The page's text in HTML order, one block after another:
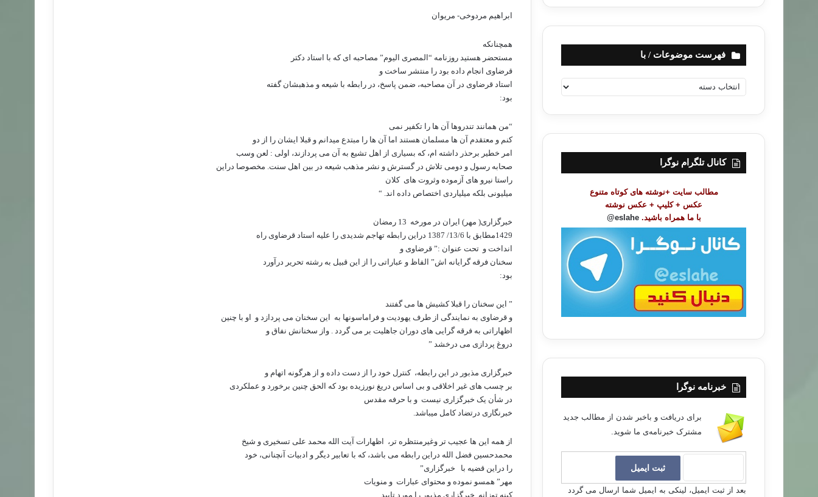
ابراهیم مردوخی- مریوان
همچنانکه
مستحضر هستید روزنامه “المصری الیوم” مصاحبه ای که با استاد دکتر
قرضاوی انجام داده بود را منتشر ساخت و
استاد قرضاوی در آن مصاحبه، ضمن پاسخ، در رابطه با شیعه و مذهبشان گفته
بود:
“من همانند تندروها آن ها را تکفیر نمی
کنم و معتقدم آن ها مسلمان هستند اما آن ها را مبتدع میدانم و قبلا ایشان را از دو
امر خطیر برحذر داشته ام، که بسیاری از اهل تشیع به آن می پردازند، اولی : لعن وسب
صحابه رسول و دومی تلاش در گسترش و نشر مذهب شیعه در بین اهل سنت. مخصوصا دراین
راستا نیرو های آزموده وثروت های کلان
میلیونی بلکه میلیاردی اختصاص داده اند. “
خبرگزاری( مهر) ایران در مورخه 13 رمضان
1429مطابق با 13/6/ 1387 دراین رابطه تهاجم شدیدی را علیه استاد قرضاوی راه
انداخت و تحت عنوان :” قرضاوی و
سخنان فرقه گرایانه اش” الفاظ و عباراتی را از این قبیل به رشته تحریر درآورد
بود:
” این سخنان را قبلا کشیش ها می گفتند
و قرضاوی به نمایندگی از طرف یهودیت و فراماسونها به
این سخنان می پردازد و
او با چنین
اظهاراتی به فرقه گرایی های دوران جاهلیت بر می گردد . واز سخنانش نفاق و
دروغ پردازی می درخشد ”
خبرگزاری مذبور در این رابطه، کنترل خود را از دست داده و از هرگونه اتهام و
بر چسب های غیر اخلاقی و بی اساس دریغ نورزیده بود که الحق چنین برخورد و عملکردی
در شأن یک خبرگزاری نیست و با حرفه مقدس
خبرنگاری درتضاد کامل میباشد.
از همه این ها عجیب تر وغیرمنتظره تر،
اظهارات آیت الله محمد علی تسخیری و شیخ
محمدحسین فضل الله دراین رابطه می باشد، که با تعابیر دیگر و ادبیات آنچنانی، خود
را دراین قضیه با
خبرگزاری”
مهر” همسو نموده و محتوای عبارات و منویات
کینه توزانه خبرگزاری مذبور را مورد تایید
فهرست موضوعات / با
ه
ت
ض
کانال تلگرام نوگرا
مطالب سایت +نوشته های کوتاه متنوع
عکس + کلیپ + عکس نوشته
با ما همراه باشید. eslahe@
خبرنامه نوگرا
برای دریافت و باخبر شدن از مطالب جدید
مشترک خبرنامه‌ی ما شوید.
بعد از ثبت ایمیل، لینکی به ایمیل شما ارسال می گردد